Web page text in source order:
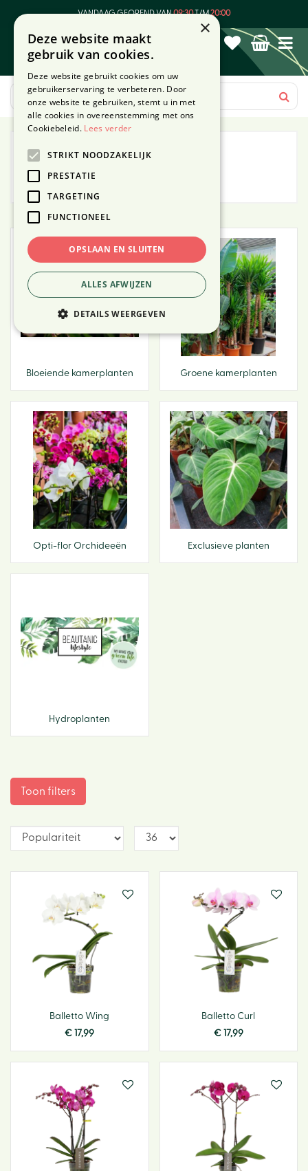
VANDAAG GEOPEND VAN09:30T/M20:00
Kamerplanten
Brengen je huis tot leven!
Bloeiende kamerplanten Groene kamerplanten
Opti-flor Orchideeën Exclusieve planten
Hydroplanten
Toon filters
Balletto Wing
€ 17,99
Balletto Curl
€ 17,99
×
Deze website maakt
gebruik van cookies.
Deze website gebruikt cookies om uw
gebruikerservaring te verbeteren. Door
onze website te gebruiken, stemt u in met
alle cookies in overeenstemming met ons
Cookiebeleid. Lees verder
STRIKT NOODZAKELIJK
PRESTATIE
TARGETING
FUNCTIONEEL
OPSLAAN EN SLUITEN
ALLES AFWIJZEN
DETAILS WEERGEVEN